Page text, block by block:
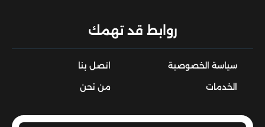
روابط قد تهمك
سياسة الخصوصية
اتصل بنا
الخدمات
من نحن